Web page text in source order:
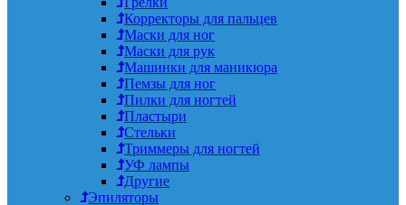
Корректоры для пальцев
Маски для ног
Маски для рук
Машинки для маникюра
Пемзы для ног
Пилки для ногтей
Пластыри
Стельки
Триммеры для ногтей
УФ лампы
Другие
Эпиляторы